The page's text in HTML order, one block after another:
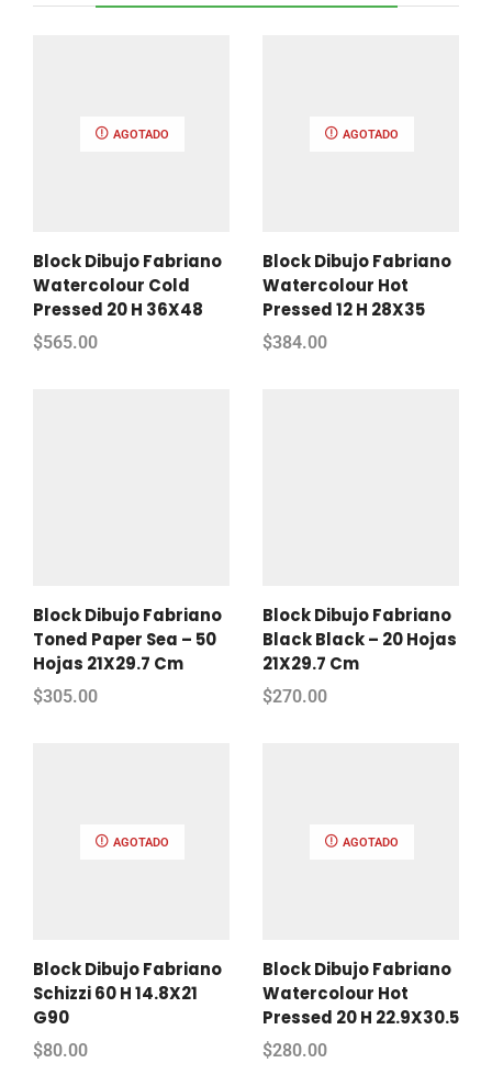
AGOTADO
Block Dibujo Fabriano
Watercolour Cold
Pressed 20 H 36X48
$565.00
AGOTADO
Block Dibujo Fabriano
Watercolour Hot
Pressed 12 H 28X35
$384.00
Block Dibujo Fabriano
Toned Paper Sea – 50
Hojas 21X29.7 Cm
$305.00
Block Dibujo Fabriano
Black Black – 20 Hojas
21X29.7 Cm
$270.00
AGOTADO
Block Dibujo Fabriano
Schizzi 60 H 14.8X21
G90
$80.00
AGOTADO
Block Dibujo Fabriano
Watercolour Hot
Pressed 20 H 22.9X30.5
$280.00